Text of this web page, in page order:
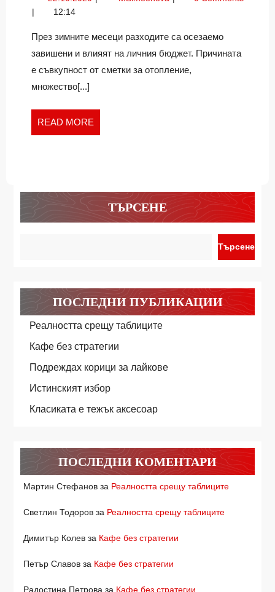
ПЛАНИРАМЕ
СИ
ПРЕЗ
ЗИМАТА,
бюджета
през
зимата,
12:14
През зимните месеци разходите са осезаемо
завишени и влияят на личния бюджет. Причината
е съвкупност от сметки за отопление,
множество[...]
READ MORE
MORE
ТЪРСЕНЕ
Търсене
ПОСЛЕДНИ ПУБЛИКАЦИИ
Реалността срещу таблиците
Кафе без стратегии
Подреждах корици за лайкове
Истинският избор
Класиката е тежък аксесоар
ПОСЛЕДНИ КОМЕНТАРИ
Мартин Стефанов за Реалността срещу таблиците
Светлин Тодоров за Реалността срещу таблиците
Димитър Колев за Кафе без стратегии
Петър Славов за Кафе без стратегии
Радостина Петрова за Кафе без стратегии